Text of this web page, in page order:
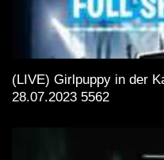
(LIVE) Girlpuppy in der
28.07.2023 5562